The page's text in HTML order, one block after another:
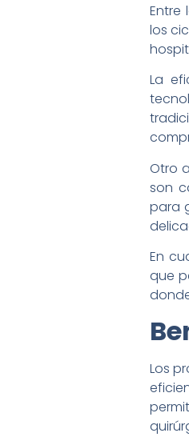
Entre
los
La
Otro
son
para
En
que
Los